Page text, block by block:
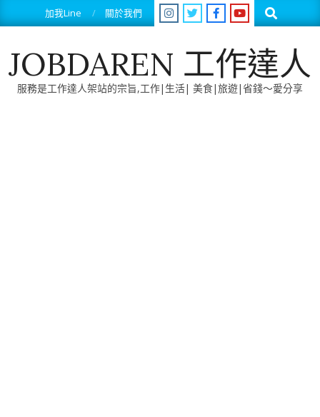
to
加我Line 關於我們 Search
JOBDAREN 工作達人
服務是工作達人架站的宗旨,工作|生活| 美食|旅遊|省錢～愛分享